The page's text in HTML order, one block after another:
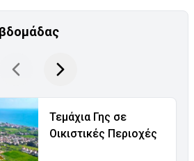
Τεμάχια Γης σε
Οικιστικές Περιοχές